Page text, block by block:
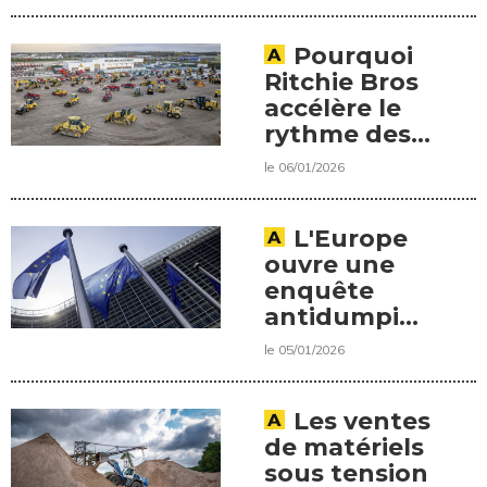
d’Evolis
Pourquoi
Ritchie Bros
accélère le
rythme des
ventes en
le 06/01/2026
L'Europe
ouvre une
enquête
antidumping
sur les grues
le 05/01/2026
Les ventes
de matériels
sous tension